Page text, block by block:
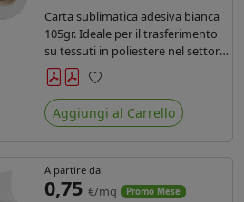
Carta sublimatica adesiva bianca
105gr. Ideale per il trasferimento
su tessuti in poliestere nel settore
sportwear .
Preferiti
Aggiungi al Carrello
A partire da:
0,75 €/mq Promo Mese